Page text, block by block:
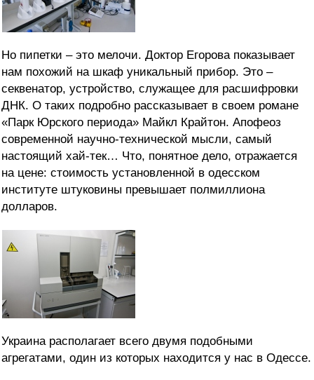
Но пипетки – это мелочи. Доктор Егорова показывает
нам похожий на шкаф уникальный прибор. Это –
секвенатор, устройство, служащее для расшифровки
ДНК. О таких подробно рассказывает в своем романе
«Парк Юрского периода» Майкл Крайтон. Апофеоз
современной научно-технической мысли, самый
настоящий хай-тек… Что, понятное дело, отражается
на цене: стоимость установленной в одесском
институте штуковины превышает полмиллиона
долларов.
Украина располагает всего двумя подобными
агрегатами, один из которых находится у нас в Одессе.